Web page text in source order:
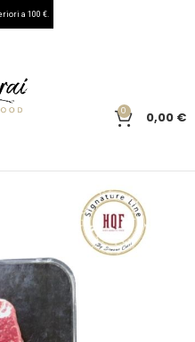
0 0,00 €
a 100 €.